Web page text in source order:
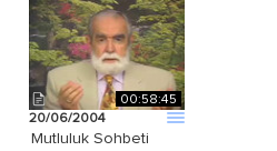
00:58:45
20/06/2004
Mutluluk Sohbeti